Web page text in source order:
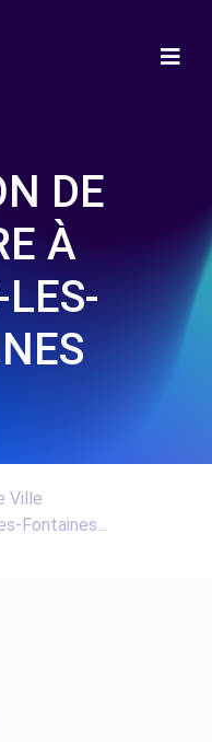
DE
À
Ville
Fontaines...